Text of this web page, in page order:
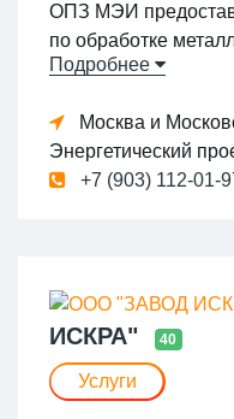
ОПЗ МЭИ
по обработке
(раскрой, пробивка
перфорация, гибка и
фрезерная
(конденсаторная,
Подробнее
Москва и
Энергетический
+7 (903) 112-01-
ИСКРА"
40
Услуги